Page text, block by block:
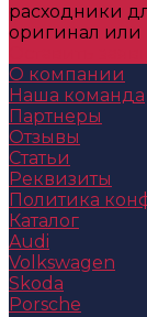
расходники
оригинал или
О компании
Наша команда
Партнеры
Отзывы
Статьи
Реквизиты
Политика
Каталог
Audi
Volkswagen
Skoda
Porsche